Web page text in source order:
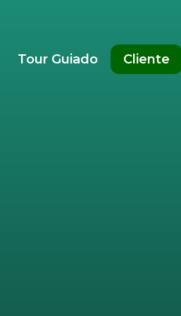
Tour Guiado Cliente